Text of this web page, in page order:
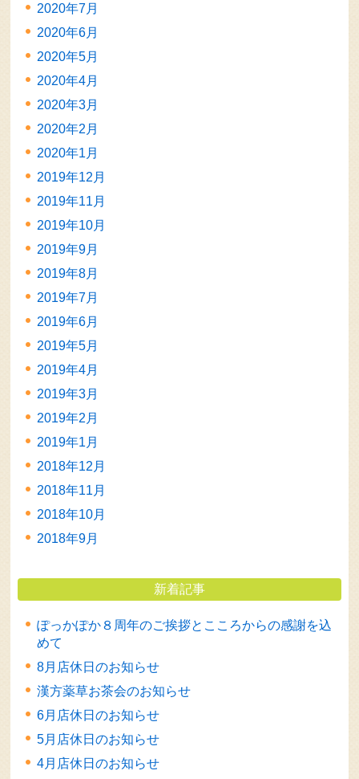
2020年7月
2020年6月
2020年5月
2020年4月
2020年3月
2020年2月
2020年1月
2019年12月
2019年11月
2019年10月
2019年9月
2019年8月
2019年7月
2019年6月
2019年5月
2019年4月
2019年3月
2019年2月
2019年1月
2018年12月
2018年11月
2018年10月
2018年9月
新着記事
ぽっかぽか８周年のご挨拶とこころからの感謝を込
めて
8月店休日のお知らせ
漢方薬草お茶会のお知らせ
6月店休日のお知らせ
5月店休日のお知らせ
4月店休日のお知らせ